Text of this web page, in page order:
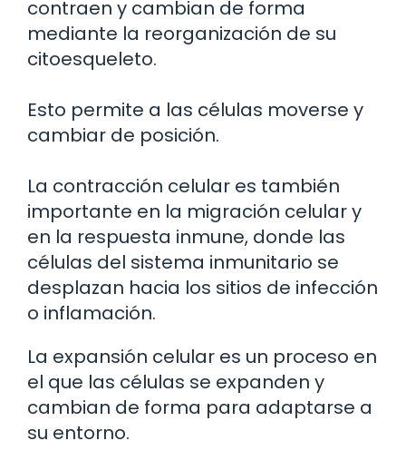
contraen y cambian de forma
mediante la reorganización de su
citoesqueleto.
Esto permite a las células moverse y
cambiar de posición.
La contracción celular es también
importante en la migración celular y
en la respuesta inmune, donde las
células del sistema inmunitario se
desplazan hacia los sitios de infección
o inflamación.
La expansión celular es un proceso en
el que las células se expanden y
cambian de forma para adaptarse a
su entorno.